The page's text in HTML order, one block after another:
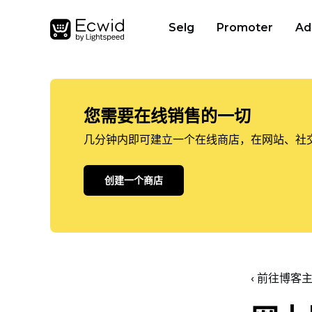
Selg Promoter
您需要在线销售的一切
几分钟内即可建立一个在线商店，在网站、社
创建一个商店
‹ 前往博客